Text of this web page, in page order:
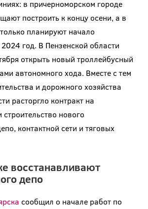
в причерноморском городе
построить к концу осени, а в
планируют начало
2024 год. В Пензенской области
открыть новый троллейбусный
автономного хода. Вместе с тем
и дорожного хозяйства
расторгло контракт на
нового
контактной сети и тяговых
восстанавливают
депо
сообщил о начале работ по